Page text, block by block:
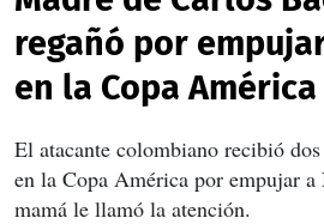
regañó por
en la Copa América
El atacante colombiano recibió
en la Copa América por empujar
mamá le llamó la atención.